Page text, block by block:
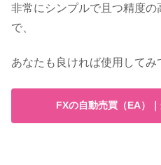
非常にシンプルで且つ精度
で、
あなたも良ければ使用してみ
FXの自動売買（EA）